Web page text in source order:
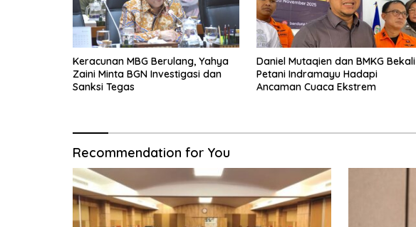
Keracunan MBG Berulang, Yahya
Zaini Minta BGN Investigasi dan
Sanksi Tegas
Daniel Mutaqien dan BMKG Bekali
Petani Indramayu Hadapi
Ancaman Cuaca Ekstrem
Recommendation for You